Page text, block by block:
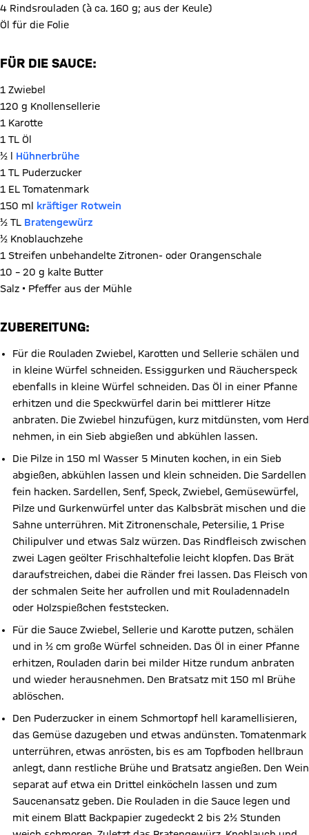
4 Rindsrouladen (à ca. 160 g; aus der Keule)
Öl für die Folie
FÜR DIE SAUCE:
1 Zwiebel
120 g Knollensellerie
1 Karotte
1 TL Öl
½ l Hühnerbrühe
1 TL Puderzucker
1 EL Tomatenmark
150 ml
kräftiger Rotwein
½ TL Bratengewürz
½ Knoblauchzehe
1 Streifen unbehandelte Zitronen- oder Orangenschale
10 – 20 g kalte Butter
Salz • Pfeffer aus der Mühle
ZUBEREITUNG:
Für die Rouladen Zwiebel, Karotten und Sellerie schälen und
in kleine Würfel schneiden. Essiggurken und Räucherspeck
ebenfalls in kleine Würfel schneiden. Das Öl in einer Pfanne
erhitzen und die Speckwürfel darin bei mittlerer Hitze
anbraten. Die Zwiebel hinzufügen, kurz mitdünsten, vom Herd
nehmen, in ein Sieb abgießen und abkühlen lassen.
Die Pilze in 150 ml Wasser 5 Minuten kochen, in ein Sieb
abgießen, abkühlen lassen und klein schneiden. Die Sardellen
fein hacken. Sardellen, Senf, Speck, Zwiebel, Gemüsewürfel,
Pilze und Gurkenwürfel unter das Kalbsbrät mischen und die
Sahne unterrühren. Mit Zitronenschale, Petersilie, 1 Prise
Chilipulver und etwas Salz würzen. Das Rindfleisch zwischen
zwei Lagen geölter Frischhaltefolie leicht klopfen. Das Brät
daraufstreichen, dabei die Ränder frei lassen. Das Fleisch von
der schmalen Seite her aufrollen und mit Rouladennadeln
oder Holzspießchen feststecken.
Für die Sauce Zwiebel, Sellerie und Karotte putzen, schälen
und in ½ cm große Würfel schneiden. Das Öl in einer Pfanne
erhitzen, Rouladen darin bei milder Hitze rundum anbraten
und wieder herausnehmen. Den Bratsatz mit 150 ml Brühe
ablöschen.
Den Puderzucker in einem Schmortopf hell karamellisieren,
das Gemüse dazugeben und etwas andünsten. Tomatenmark
unterrühren, etwas anrösten, bis es am Topfboden hellbraun
anlegt, dann restliche Brühe und Bratsatz angießen. Den Wein
separat auf etwa ein Drittel einköcheln lassen und zum
Saucenansatz geben. Die Rouladen in die Sauce legen und
mit einem Blatt Backpapier zugedeckt 2 bis 2½ Stunden